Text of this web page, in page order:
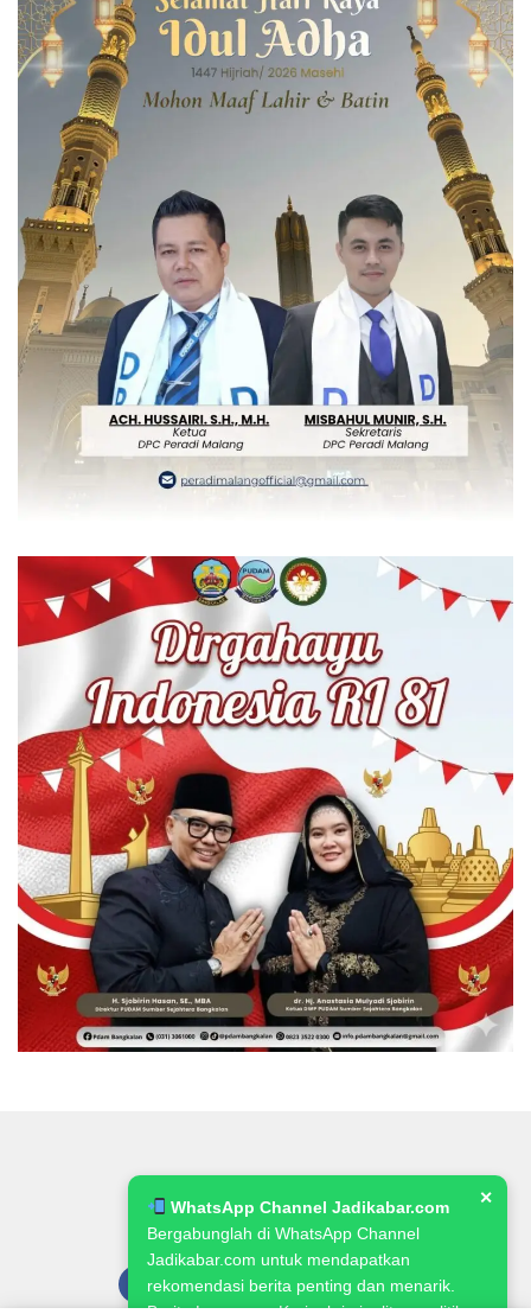
WhatsApp Channel Jadikabar.com
Bergabunglah di WhatsApp Channel
Jadikabar.com untuk mendapatkan
rekomendasi berita penting dan menarik.
✕